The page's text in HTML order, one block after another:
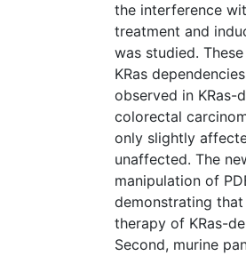
the interference
treatment and
was studied.
KRas
observed in KRas-
colorectal
only slightly
unaffected. The
manipulation of
demonstrating
therapy of KRas-
Second, murine